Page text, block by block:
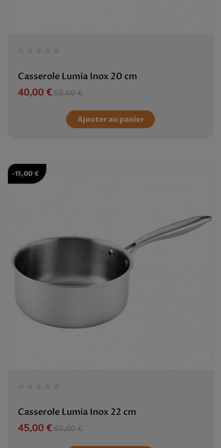
Casserole Lumia Inox 20 cm
Prix
40,00 € Prix de base
55,00 €
Ajouter au panier
Casserole Lumia Inox 22 cm
Prix
45,00 € Prix de base
60,00 €
-15,00 €